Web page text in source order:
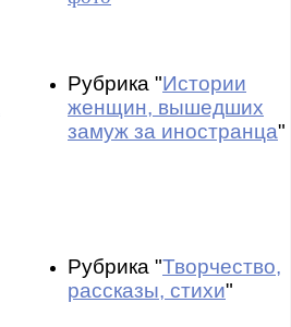
Рубрика "Истории
женщин, вышедших
замуж за иностранца"
Рубрика "Творчество,
рассказы, стихи"